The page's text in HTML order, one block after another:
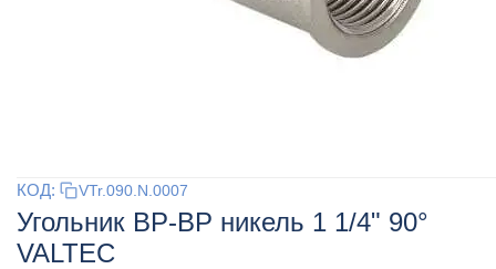
КОД: VTr.090.N.0007
Угольник ВР-ВР никель 1 1/4" 90°
VALTEC